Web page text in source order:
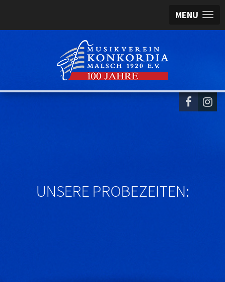
MENU
UNSERE PROBEZEITEN: